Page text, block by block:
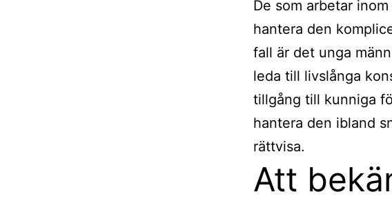
De som arbetar
hantera den
fall är det unga
leda till livslånga
tillgång till kunniga
hantera den ibland
rättvisa.
Att